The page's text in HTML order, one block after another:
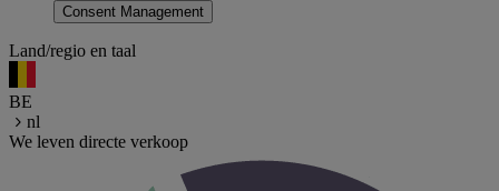
Consent Management
Land/regio en taal
BE
nl
We leven directe verkoop